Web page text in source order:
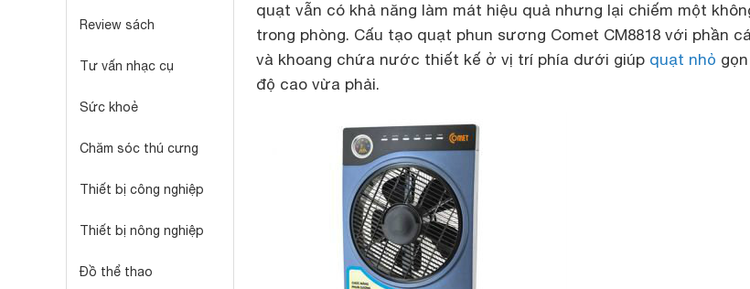
Review sách
Tư vấn nhạc cụ
Sức khoẻ
Chăm sóc thú cưng
Thiết bị công nghiệp
Thiết bị nông nghiệp
Đồ thể thao
quạt vẫn có khả năng làm mát hiệu quả nhưng lại chiếm một
trong phòng. Cấu tạo quạt phun sương Comet CM8818 với phần
và khoang chứa nước thiết kế ở vị trí phía dưới giúp quạt nhỏ
độ cao vừa phải.